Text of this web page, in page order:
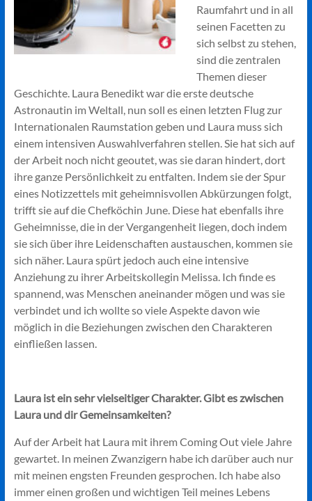
Raumfahrt und in all
seinen Facetten zu
sich selbst zu stehen,
sind die zentralen
Themen dieser
Geschichte. Laura Benedikt war die erste deutsche
Astronautin im Weltall, nun soll es einen letzten Flug zur
Internationalen Raumstation geben und Laura muss sich
einem intensiven Auswahlverfahren stellen. Sie hat sich auf
der Arbeit noch nicht geoutet, was sie daran hindert, dort
ihre ganze Persönlichkeit zu entfalten. Indem sie der Spur
eines Notizzettels mit geheimnisvollen Abkürzungen folgt,
trifft sie auf die Chefköchin June. Diese hat ebenfalls ihre
Geheimnisse, die in der Vergangenheit liegen, doch indem
sie sich über ihre Leidenschaften austauschen, kommen sie
sich näher. Laura spürt jedoch auch eine intensive
Anziehung zu ihrer Arbeitskollegin Melissa. Ich finde es
spannend, was Menschen aneinander mögen und was sie
verbindet und ich wollte so viele Aspekte davon wie
möglich in die Beziehungen zwischen den Charakteren
einfließen lassen.
Laura ist ein sehr vielseitiger Charakter. Gibt es zwischen
Laura und dir Gemeinsamkeiten?
Auf der Arbeit hat Laura mit ihrem Coming Out viele Jahre
gewartet. In meinen Zwanzigern habe ich darüber auch nur
mit meinen engsten Freunden gesprochen. Ich habe also
immer einen großen und wichtigen Teil meines Lebens